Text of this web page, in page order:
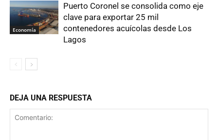
Economía
Puerto Coronel se consolida como eje
clave para exportar 25 mil
contenedores acuícolas desde Los
Lagos
DEJA UNA RESPUESTA